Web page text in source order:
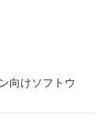
向けソフトウ